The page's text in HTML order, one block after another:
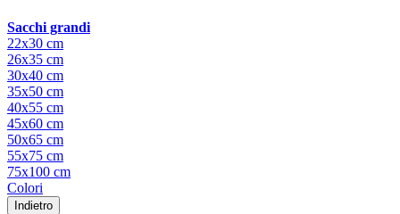
Sacchi grandi
22x30 cm
26x35 cm
30x40 cm
35x50 cm
40x55 cm
45x60 cm
50x65 cm
55x75 cm
75x100 cm
Colori
Indietro